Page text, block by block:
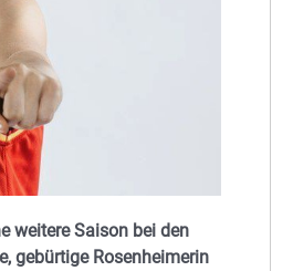
weitere Saison bei den
gebürtige Rosenheimerin